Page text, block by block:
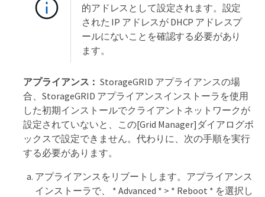
的アドレスとして設定されます。設定
された IP アドレスが DHCP アドレスプ
ールにないことを確認する必要があり
ます。
アプライアンス： StorageGRID アプライアンスの場
合、StorageGRID アプライアンスインストーラを使用
した初期インストールでクライアントネットワークが
設定されていないと、この[Grid Manager]ダイアログボ
ックスで設定できません。代わりに、次の手順を実行
する必要があります。
アプライアンスをリブートします。アプライアンス
インストーラで、 * Advanced * > * Reboot * を選択し